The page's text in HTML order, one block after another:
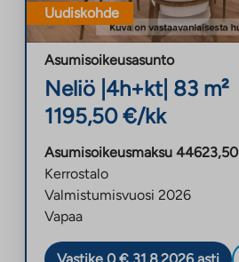
Uudiskohde
Asumisoikeusasunto
Neliö 4h+kt| 83 m²
1195,50 €/kk
Asumisoikeusmaksu 44623,50
Kerrostalo
Valmistumisvuosi 2026
Vapaa